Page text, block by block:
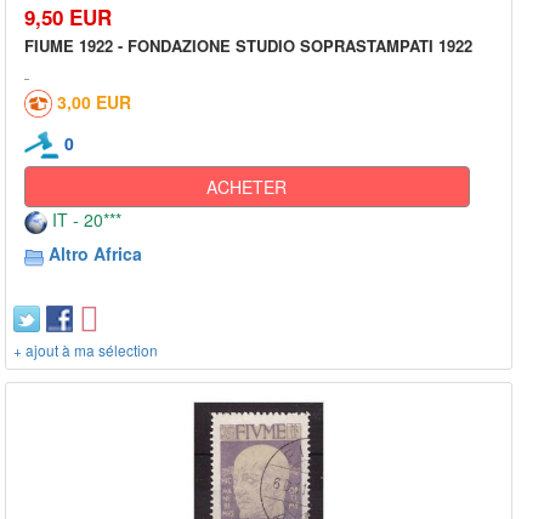
9,50 EUR
FIUME 1922 - FONDAZIONE STUDIO SOPRASTAMPATI 1922
3,00 EUR
0
ACHETER
IT - 20***
Altro Africa
+ ajout à ma sélection